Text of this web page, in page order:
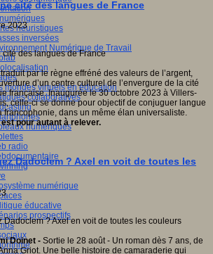
heuristiques
inversées
Numérique de Travail
mondes virtuels en éducation
collaboratives
numériques
radio
numérique
éducative
prospectifs
cité des langues de France
2023
par le règne effréné des valeurs de l’argent,
d’un centre culturel de l’envergure de la cité
française. Inaugurée le 30 octobre 2023 à Villers-
celle-ci se donne pour objectif de conjuguer langue
francophonie, dans un même élan universaliste.
est pour autant à relever.
Dadoclem ? Axel en voit de toutes les
Doinet - Sortie le 28 août - Un roman dès 7 ans, de
Griot. Une belle histoire de camaraderie qui